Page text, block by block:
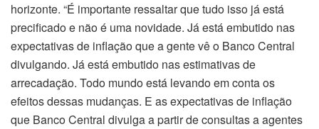
horizonte. “É importante ressaltar que tudo isso já está
precificado e não é uma novidade. Já está embutido nas
expectativas de inflação que a gente vê o Banco Central
divulgando. Já está embutido nas estimativas de
arrecadação. Todo mundo está levando em conta os
efeitos dessas mudanças. E as expectativas de inflação
que Banco Central divulga a partir de consultas a agentes